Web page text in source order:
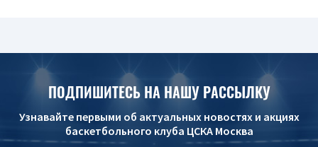
ПОДПИШИТЕСЬ НА НАШУ РАССЫЛКУ
Узнавайте первыми об актуальных новостях и акциях
баскетбольного клуба ЦСКА Москва